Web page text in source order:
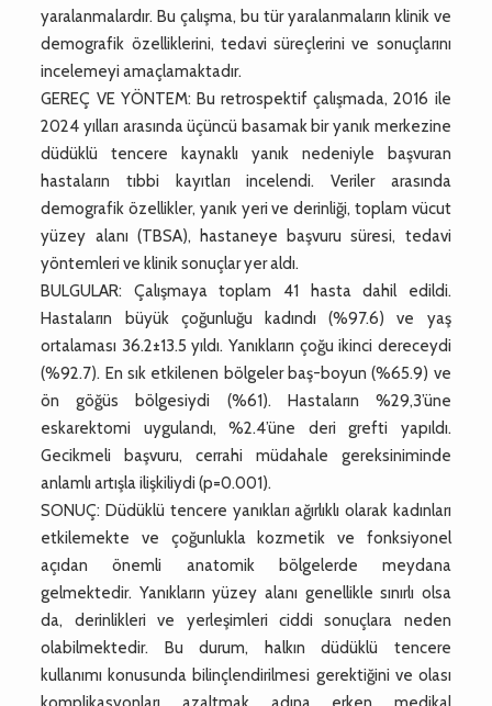
yaralanmalardır. Bu çalışma, bu tür yaralanmaların klinik ve
demografik özelliklerini, tedavi süreçlerini ve sonuçlarını
incelemeyi amaçlamaktadır.
GEREÇ VE YÖNTEM: Bu retrospektif çalışmada, 2016 ile
2024 yılları arasında üçüncü basamak bir yanık merkezine
düdüklü tencere kaynaklı yanık nedeniyle başvuran
hastaların tıbbi kayıtları incelendi. Veriler arasında
demografik özellikler, yanık yeri ve derinliği, toplam vücut
yüzey alanı (TBSA), hastaneye başvuru süresi, tedavi
yöntemleri ve klinik sonuçlar yer aldı.
BULGULAR: Çalışmaya toplam 41 hasta dahil edildi.
Hastaların büyük çoğunluğu kadındı (%97.6) ve yaş
ortalaması 36.2±13.5 yıldı. Yanıkların çoğu ikinci dereceydi
(%92.7). En sık etkilenen bölgeler baş-boyun (%65.9) ve
ön göğüs bölgesiydi (%61). Hastaların %29,3’üne
eskarektomi uygulandı, %2.4’üne deri grefti yapıldı.
Gecikmeli başvuru, cerrahi müdahale gereksiniminde
anlamlı artışla ilişkiliydi (p=0.001).
SONUÇ: Düdüklü tencere yanıkları ağırlıklı olarak kadınları
etkilemekte ve çoğunlukla kozmetik ve fonksiyonel
açıdan önemli anatomik bölgelerde meydana
gelmektedir. Yanıkların yüzey alanı genellikle sınırlı olsa
da, derinlikleri ve yerleşimleri ciddi sonuçlara neden
olabilmektedir. Bu durum, halkın düdüklü tencere
kullanımı konusunda bilinçlendirilmesi gerektiğini ve olası